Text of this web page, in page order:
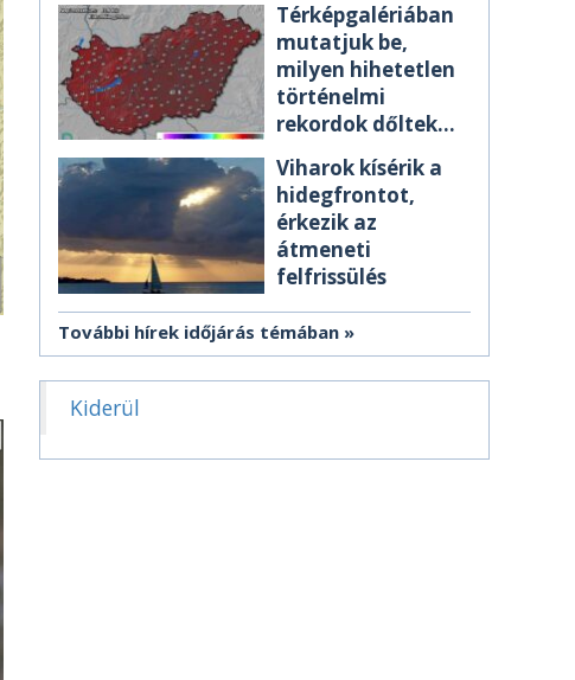
Térképgalériában
mutatjuk be,
milyen hihetetlen
történelmi
rekordok dőltek
Viharok kísérik a
hidegfrontot,
érkezik az
átmeneti
felfrissülés
További hírek időjárás témában
Kiderül